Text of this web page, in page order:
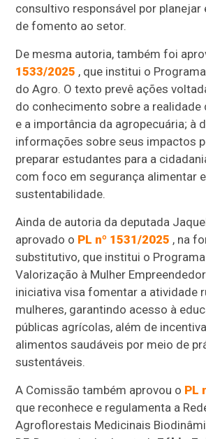
consultivo responsável por planejar
de fomento ao setor.
De mesma autoria, também foi
1533/2025 , que institui o
do Agro. O texto prevê ações
do conhecimento sobre a realidade
e a importância da agropecuária; à
informações sobre seus impactos
preparar estudantes para a
com foco em segurança alimentar e
sustentabilidade.
Ainda de autoria da deputada
aprovado o PL nº 1531/2025 , na
substitutivo, que institui o
Valorização à Mulher
iniciativa visa fomentar a atividade
mulheres, garantindo acesso à
públicas agrícolas, além de
alimentos saudáveis por meio de
sustentáveis.
A Comissão também aprovou o PL
que reconhece e regulamenta a
Agroflorestais Medicinais